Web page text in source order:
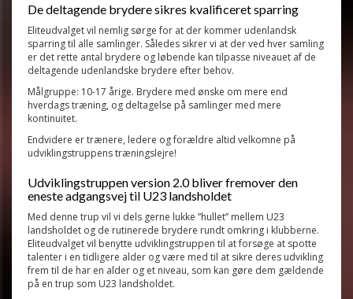
De deltagende brydere sikres kvalificeret sparring
Eliteudvalget vil nemlig sørge for at der kommer udenlandsk
sparring til alle samlinger. Således sikrer vi at der ved hver samling
er det rette antal brydere og løbende kan tilpasse niveauet af de
deltagende udenlandske brydere efter behov.
Målgruppe: 10-17 årige. Brydere med ønske om mere end
hverdags træning, og deltagelse på samlinger med mere
kontinuitet.
Endvidere er trænere, ledere og forældre altid velkomne på
udviklingstruppens træningslejre!
Udviklingstruppen version 2.0 bliver fremover den
eneste adgangsvej til U23 landsholdet
Med denne trup vil vi dels gerne lukke ”hullet” mellem U23
landsholdet og de rutinerede brydere rundt omkring i klubberne.
Eliteudvalget vil benytte udviklingstruppen til at forsøge at spotte
talenter i en tidligere alder og være med til at sikre deres udvikling
frem til de har en alder og et niveau, som kan gøre dem gældende
på en trup som U23 landsholdet.